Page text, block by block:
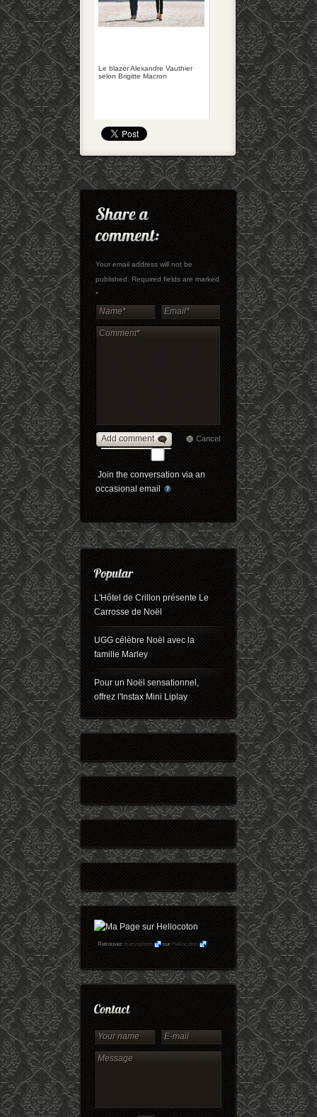
Le blazer Alexandre Vauthier
selon Brigitte Macron
Your email address will not be
published. Required fields are marked
*
Add comment Cancel
Join the conversation via an
occasional email
L'Hôtel de Crillon présente Le
Carrosse de Noël
UGG célèbre Noël avec la
famille Marley
Pour un Noël sensationnel,
offrez l'Instax Mini Liplay
Retrouvezmaryophoto surHellocoton